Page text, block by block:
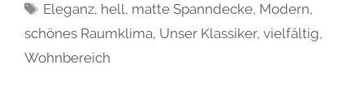
Eleganz, hell, matte Spanndecke, Modern,
schönes Raumklima, Unser Klassiker, vielfältig,
Wohnbereich